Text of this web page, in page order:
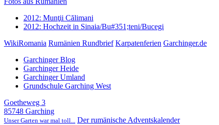
2012: Munţii Călimani
2012: Hochzeit in Sinaia/Bu#351;teni/Bucegi
WikiRomania Rumänien Rundbrief Karpatenferien Garchinger.de
Garchinger Blog
Garchinger Heide
Garchinger Umland
Grundschule Garching West
Goetheweg 3
85748 Garching
Unser Garten war mal toll... Der rumänische Adventskalender